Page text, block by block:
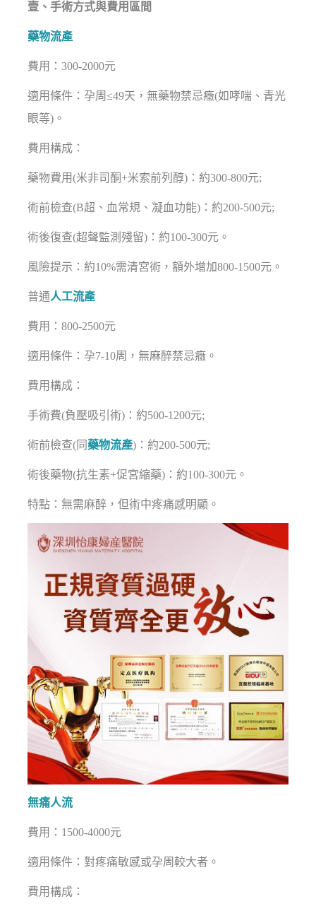
壹、手術方式與費用區間
藥物流產
費用：300-2000元
適用條件：孕周≤49天，無藥物禁忌癥(如哮喘、青光
眼等)。
費用構成：
藥物費用(米非司酮+米索前列醇)：約300-800元;
術前檢查(B超、血常規、凝血功能)：約200-500元;
術後復查(超聲監測殘留)：約100-300元。
風險提示：約10%需清宮術，額外增加800-1500元。
普通人工流產
費用：800-2500元
適用條件：孕7-10周，無麻醉禁忌癥。
費用構成：
手術費(負壓吸引術)：約500-1200元;
術前檢查(同 藥物流產)：約200-500元;
術後藥物(抗生素+促宮縮藥)：約100-300元。
特點：無需麻醉，但術中疼痛感明顯。
無痛人流
費用：1500-4000元
適用條件：對疼痛敏感或孕周較大者。
費用構成：